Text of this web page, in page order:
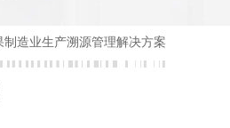
造业生产溯源管理解决方案